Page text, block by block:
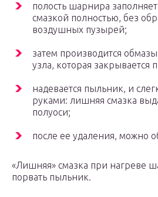
полость шарнира
смазкой полностью, без
воздушных пузырей;
затем производится
узла, которая закрывается
надевается пыльник, и
руками: лишняя смазка
полуоси;
после ее удаления, можно
«Лишняя» смазка при нагреве
порвать пыльник.